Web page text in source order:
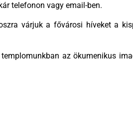
telefonon vagy email-ben.
várjuk a fővárosi híveket a
az ökumenikus